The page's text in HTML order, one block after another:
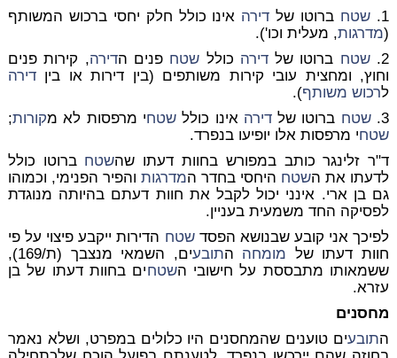
1.
שטח ברוטו של דירה אינו כולל חלק יחסי ברכוש המשותף
(מדרגות, מעלית וכו').
2.
שטח ברוטו שלדירה כולל שטח פנים הדירה, קירות פנים
וחוץ, ומחצית עובי קירות משותפים (בין דירות או ביןדירה
לרכוש משותף).
3. שטח ברוטו שלדירה אינו כוללשטחי מרפסות לא מקורות;
שטחי מרפסות אלו יופיעו בנפרד.
ד"ר זלינגר כותב במפורש בחוות דעתו שהשטח ברוטו כולל
לדעתו את השטח היחסי בחדר המדרגות והפיר הפנימי, וכמוהו
גם בן ארי. אינני יכול לקבל את חוות דעתם בהיותה מנוגדת
לפסיקה החד משמעית בעניין.
לפיכך אני קובע שבנושא הפסדשטח הדירות ייקבע פיצוי על פי
חוות דעתו של מומחה התובע
ים, השמאי מנצבך (ת/169),
ששמאותו מתבססת על חישובי השטחים בחוות דעתו של בן
עזרא.
מחסנים
התובעים טוענים שהמחסנים היו כלולים במפרט, ושלא נאמר